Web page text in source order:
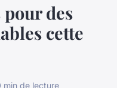
des
cette
min de lecture